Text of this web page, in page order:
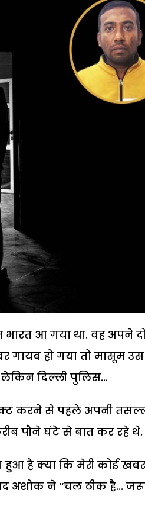
भारत आ गया था. वह अपने
हो गया तो मासूम उस
दिल्ली पुलिस...
करने से पहले अपनी
पौने घंटे से बात कर रहे थे.
है क्या कि मेरी कोई
अशोक ने ‘‘चल ठीक है...